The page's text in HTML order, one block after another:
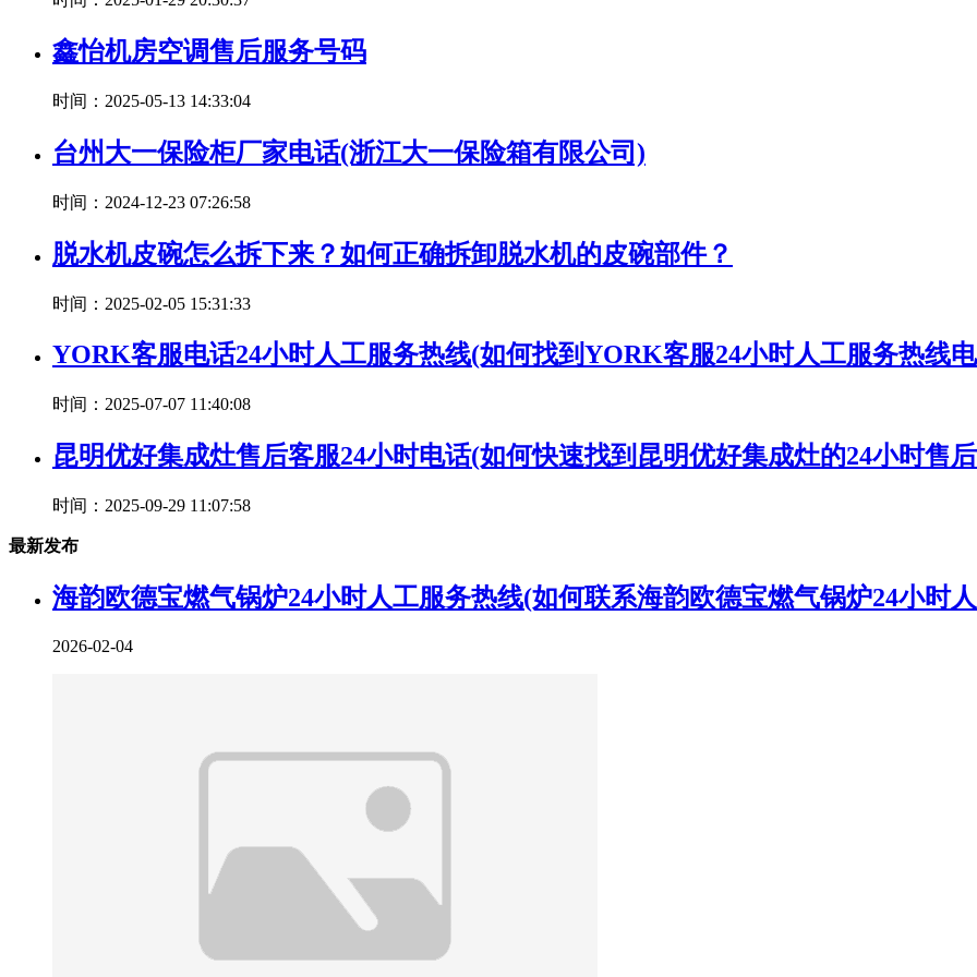
鑫怡机房空调售后服务号码
时间：2025-05-13 14:33:04
台州大一保险柜厂家电话(浙江大一保险箱有限公司)
时间：2024-12-23 07:26:58
脱水机皮碗怎么拆下来？如何正确拆卸脱水机的皮碗部件？
时间：2025-02-05 15:31:33
YORK客服电话24小时人工服务热线(如何找到YORK客服24小时人工服务热线
时间：2025-07-07 11:40:08
昆明优好集成灶售后客服24小时电话(如何快速找到昆明优好集成灶的24小时售后
时间：2025-09-29 11:07:58
最新发布
海韵欧德宝燃气锅炉24小时人工服务热线(如何联系海韵欧德宝燃气锅炉24小时人
2026-02-04